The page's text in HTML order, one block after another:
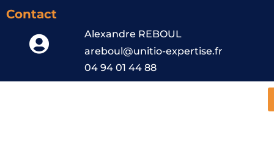
Contact
Alexandre REBOUL
areboul@unitio-expertise.fr
04 94 01 44 88